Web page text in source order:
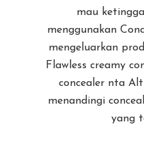
mau
menggunakan
mengeluarkan
Flawless creamy
concealer nta
menandingi
yang